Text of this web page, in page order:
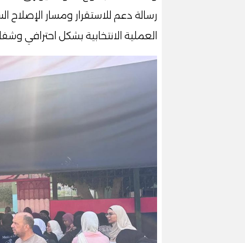
رسالة دعم للاستقرار ومسار الإصلاح
العملية الانتخابية بشكل احترافي